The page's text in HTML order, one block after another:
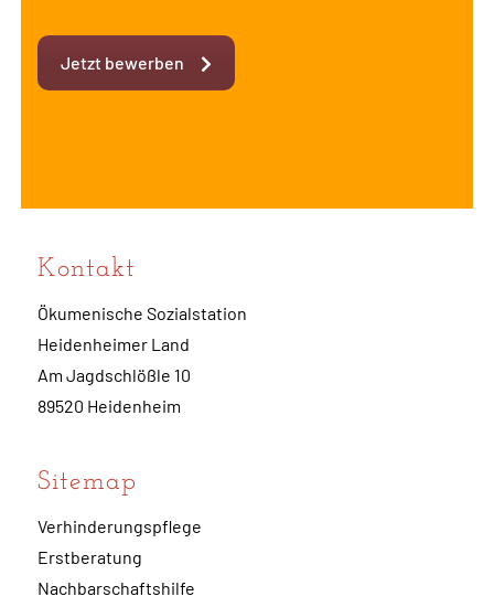
Jetzt bewerben
Kontakt
Ökumenische Sozialstation
Heidenheimer Land
Am Jagdschlößle 10
89520 Heidenheim
Sitemap
Verhinderungspflege
Erstberatung
Nachbarschaftshilfe